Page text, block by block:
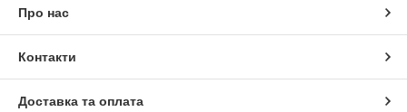
Про нас
Контакти
Доставка та оплата